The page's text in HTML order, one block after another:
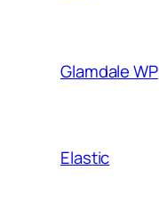
Glamdale WP
Elastic